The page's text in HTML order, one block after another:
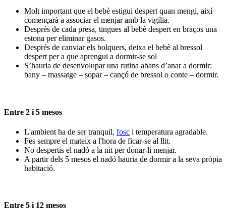
Molt important que el bebè estigui despert quan mengi, així
començarà a associar el menjar amb la vigília.
Després de cada presa, tingues al bebè despert en braços una
estona per eliminar gasos.
Després de canviar els bolquers, deixa el bebè al bressol
despert per a que aprengui a dormir-se sol
S’hauria de desenvolupar una rutina abans d’anar a dormir:
bany – massatge – sopar – cançó de bressol o conte – dormir.
Entre 2 i 5 mesos
L'ambient ha de ser tranquil, fosc i temperatura agradable.
Fes sempre el mateix a l'hora de ficar-se al llit.
No despertis el nadó a la nit per donar-li menjar.
A partir dels 5 mesos el nadó hauria de dormir a la seva pròpia
habitació.
Entre 5 i 12 mesos